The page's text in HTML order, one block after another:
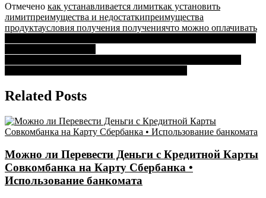
Отмечено как устанавливается лимиткак установить
лимитпреимущества и недостаткипреимущества
продуктаусловия получения получениячто можно оплачивать
Навигация
по
записям
Related Posts
Можно ли Перевести Деньги с Кредитной Карты
Совкомбанка на Карту Сбербанка •
Использование банкомата